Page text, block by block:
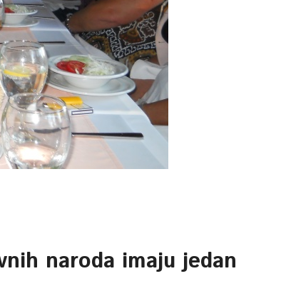
naroda imaju jedan